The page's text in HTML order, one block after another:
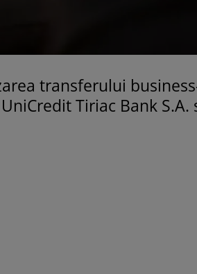
transferului
Tiriac Bank S.A.